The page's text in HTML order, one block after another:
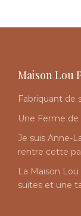
Maison Lou
Fabriquant de
Une Ferme de
Je suis Anne-
rentre cette
La Maison
suites et une